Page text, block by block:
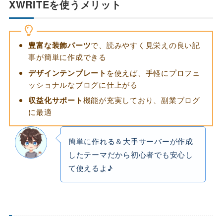
XWRITEを使うメリット
豊富な装飾パーツで、読みやすく見栄えの良い記
事が簡単に作成できる
デザインテンプレート を使えば、手軽にプロフェ
ッショナルなブログに仕上がる
収益化サポート機能が充実しており、副業ブログ
に最適
簡単に作れる＆大手サーバーが作成
したテーマだから初心者でも安心し
て使えるよ♪